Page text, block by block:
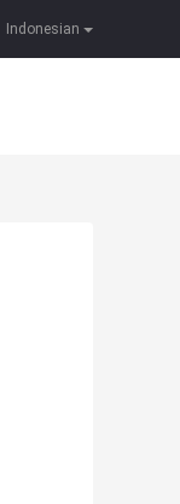
Indonesian